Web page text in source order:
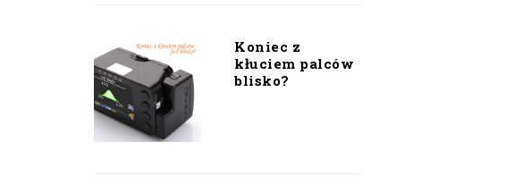
Koniec z
kłuciem palców
blisko?